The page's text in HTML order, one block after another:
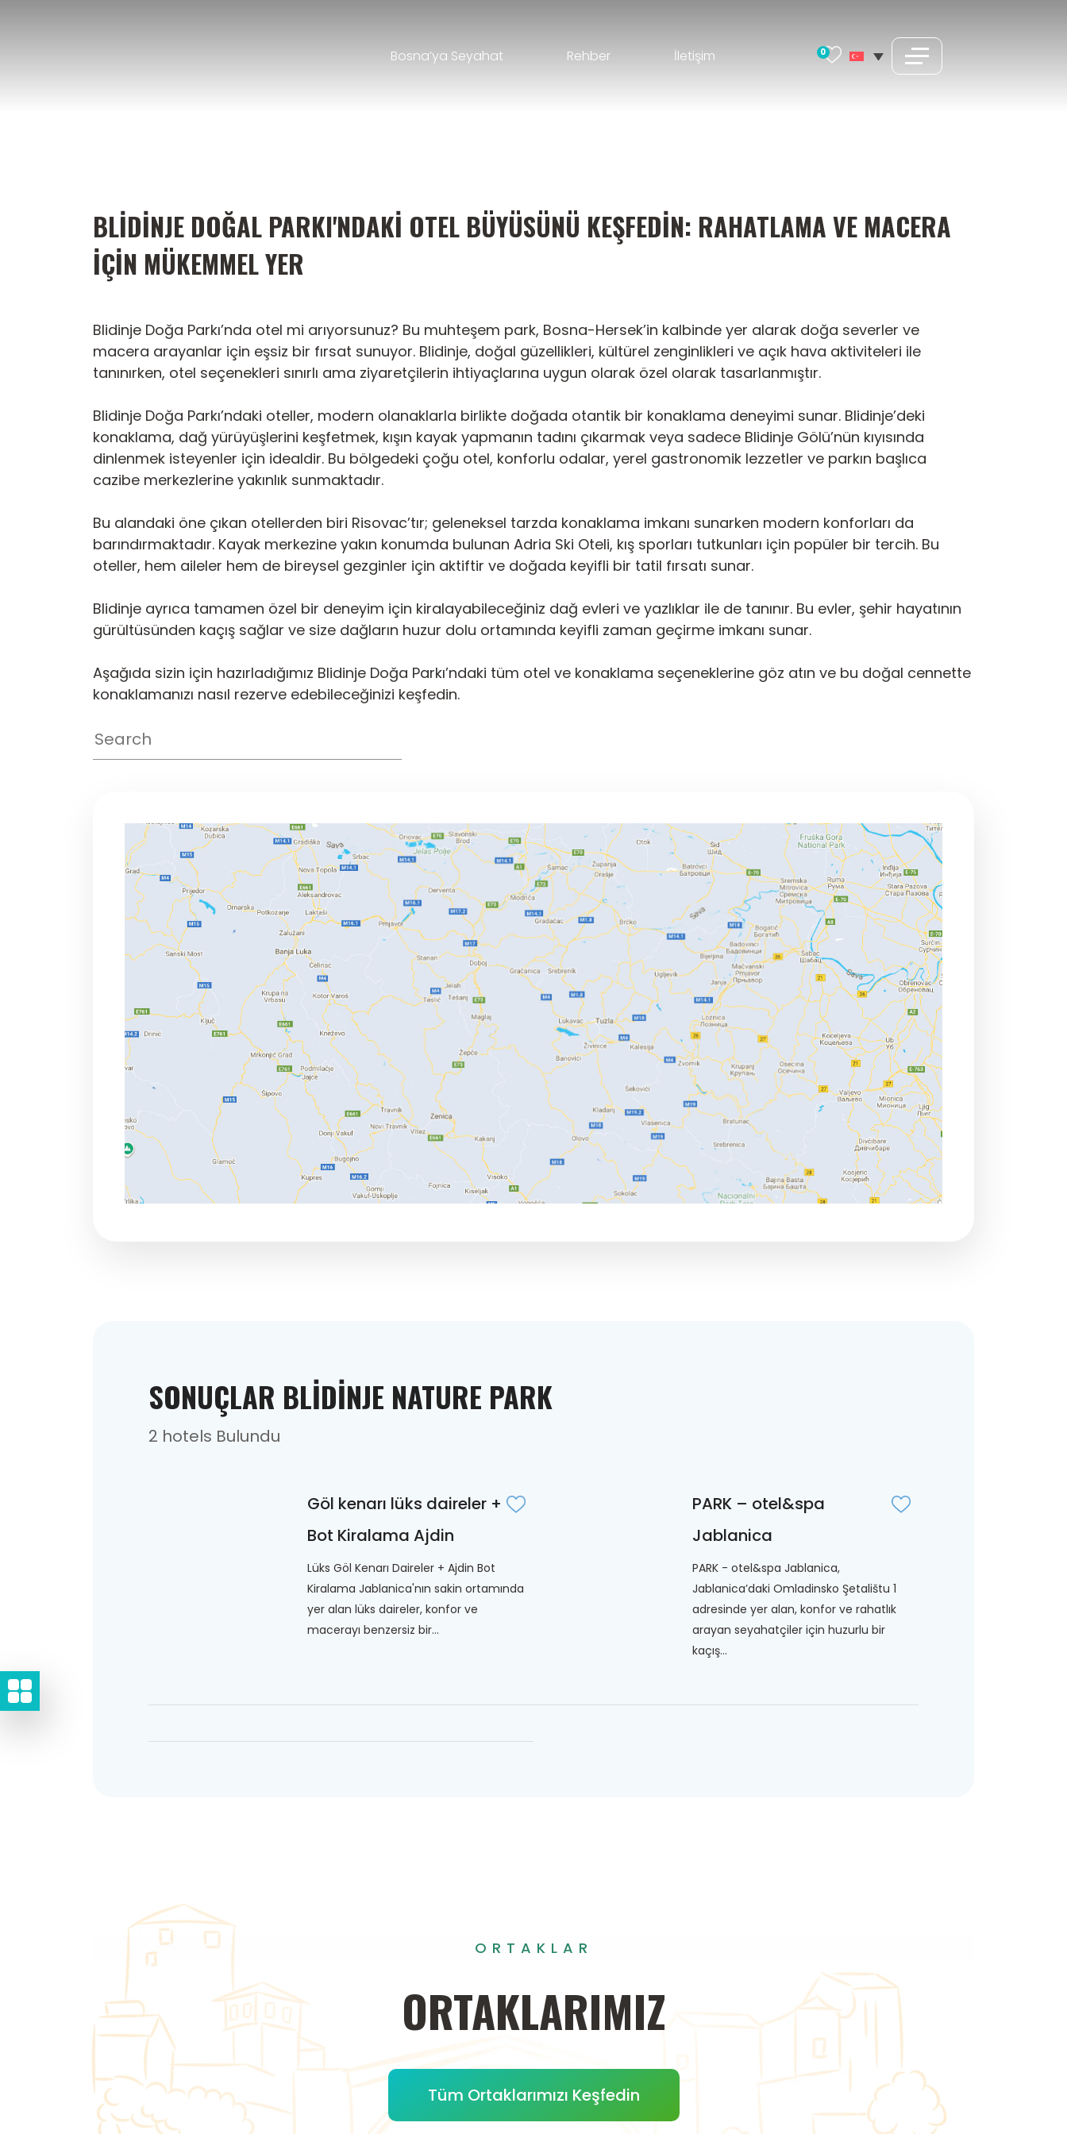
Bosna’ya Seyahat Rehber İletişim 0
BLIDINJE DOĞAL PARKI'NDAKI OTEL BÜYÜSÜNÜ KEŞFEDIN: RAHATLAMA VE MACERA
İÇIN MÜKEMMEL YER
Blidinje Doğa Parkı’nda otel mi arıyorsunuz? Bu muhteşem park, Bosna-Hersek’in kalbinde yer alarak doğa severler ve
macera arayanlar için eşsiz bir fırsat sunuyor. Blidinje, doğal güzellikleri, kültürel zenginlikleri ve açık hava aktiviteleri ile
tanınırken, otel seçenekleri sınırlı ama ziyaretçilerin ihtiyaçlarına uygun olarak özel olarak tasarlanmıştır.
Blidinje Doğa Parkı’ndaki oteller, modern olanaklarla birlikte doğada otantik bir konaklama deneyimi sunar. Blidinje’deki
konaklama, dağ yürüyüşlerini keşfetmek, kışın kayak yapmanın tadını çıkarmak veya sadece Blidinje Gölü’nün kıyısında
dinlenmek isteyenler için idealdir. Bu bölgedeki çoğu otel, konforlu odalar, yerel gastronomik lezzetler ve parkın başlıca
cazibe merkezlerine yakınlık sunmaktadır.
Bu alandaki öne çıkan otellerden biri Risovac’tır; geleneksel tarzda konaklama imkanı sunarken modern konforları da
barındırmaktadır. Kayak merkezine yakın konumda bulunan Adria Ski Oteli, kış sporları tutkunları için popüler bir tercih. Bu
oteller, hem aileler hem de bireysel gezginler için aktiftir ve doğada keyifli bir tatil fırsatı sunar.
Blidinje ayrıca tamamen özel bir deneyim için kiralayabileceğiniz dağ evleri ve yazlıklar ile de tanınır. Bu evler, şehir hayatının
gürültüsünden kaçış sağlar ve size dağların huzur dolu ortamında keyifli zaman geçirme imkanı sunar.
Aşağıda sizin için hazırladığımız Blidinje Doğa Parkı’ndaki tüm otel ve konaklama seçeneklerine göz atın ve bu doğal cennette
konaklamanızı nasıl rezerve edebileceğinizi keşfedin.
SONUÇLAR BLIDINJE NATURE PARK
2 hotels Bulundu
Göl kenarı lüks daireler +
Bot Kiralama Ajdin
Lüks Göl Kenarı Daireler + Ajdin Bot
Kiralama Jablanica'nın sakin ortamında
yer alan lüks daireler, konfor ve
macerayı benzersiz bir...
PARK – otel&spa
Jablanica
PARK - otel&spa Jablanica,
Jablanica’daki Omladinsko Şetalištu 1
adresinde yer alan, konfor ve rahatlık
arayan seyahatçiler için huzurlu bir
kaçış...
ORTAKLAR
ORTAKLARIMIZ
Tüm Ortaklarımızı Keşfedin